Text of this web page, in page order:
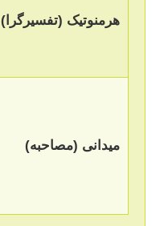
هرمنوتیک (تفسیرگرا)
میدانی (مصاحبه)